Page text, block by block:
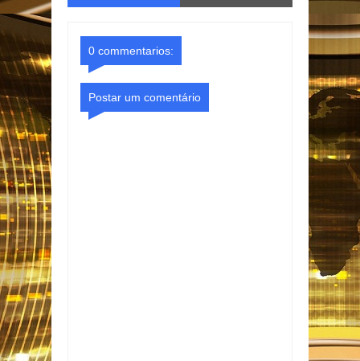
0 commentarios:
Postar um comentário